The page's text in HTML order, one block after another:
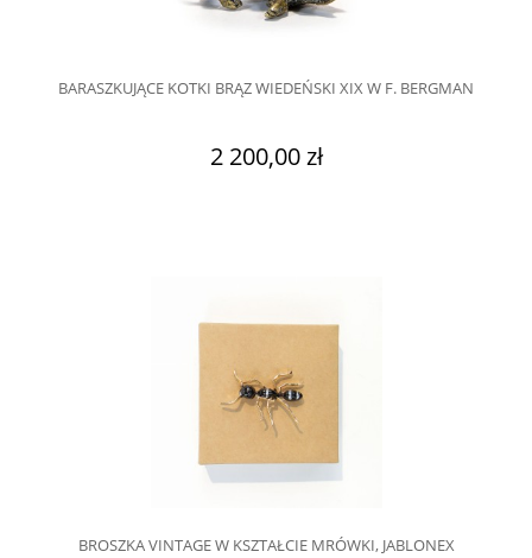
BARASZKUJĄCE KOTKI BRĄZ WIEDEŃSKI XIX W F. BERGMAN
2 200,00 zł
BROSZKA VINTAGE W KSZTAŁCIE MRÓWKI, JABLONEX